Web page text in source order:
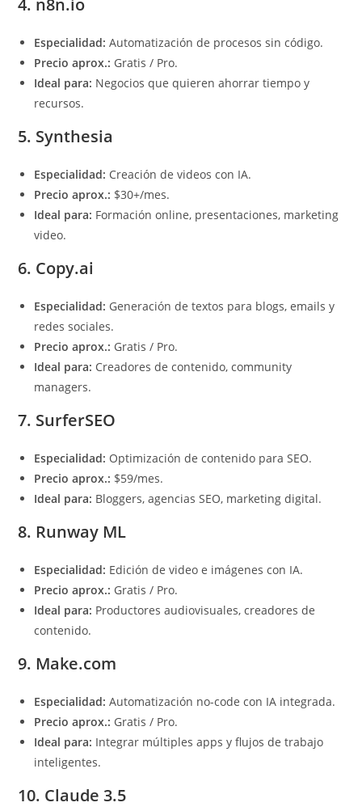
4. n8n.io
Especialidad: Automatización de procesos sin código.
Precio aprox.: Gratis / Pro.
Ideal para: Negocios que quieren ahorrar tiempo y
recursos.
5. Synthesia
Especialidad: Creación de videos con IA.
Precio aprox.: $30+/mes.
Ideal para: Formación online, presentaciones, marketing
video.
6. Copy.ai
Especialidad: Generación de textos para blogs, emails y
redes sociales.
Precio aprox.: Gratis / Pro.
Ideal para: Creadores de contenido, community
managers.
7. SurferSEO
Especialidad: Optimización de contenido para SEO.
Precio aprox.: $59/mes.
Ideal para: Bloggers, agencias SEO, marketing digital.
8. Runway ML
Especialidad: Edición de video e imágenes con IA.
Precio aprox.: Gratis / Pro.
Ideal para: Productores audiovisuales, creadores de
contenido.
9. Make.com
Especialidad: Automatización no-code con IA integrada.
Precio aprox.: Gratis / Pro.
Ideal para: Integrar múltiples apps y flujos de trabajo
inteligentes.
10. Claude 3.5